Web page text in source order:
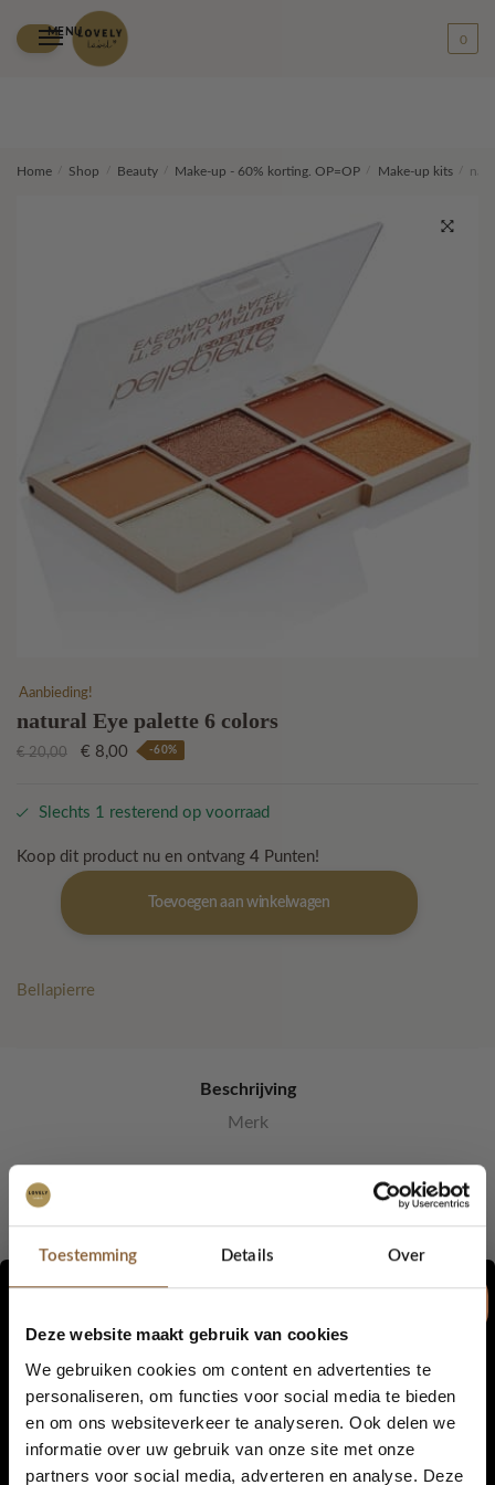
Toestemming Details Over
Deze website maakt gebruik van cookies
We gebruiken cookies om content en advertenties te
personaliseren, om functies voor social media te bieden
en om ons websiteverkeer te analyseren. Ook delen we
informatie over uw gebruik van onze site met onze
partners voor social media, adverteren en analyse. Deze
MENU
0
Home Shop Beauty Make-up - 60% korting. OP=OP / Make-up kits /
Aanbieding!
natural Eye palette 6 colors
€20,00
Oorspronkelijke
was:
€ 8,00 Huidige
is:
-60%
Slechts 1 resterend op voorraad
Koop dit product nu en ontvang 4 Punten!
natural
colors
Toevoegen aan winkelwagen
Bellapierre
Beschrijving
Merk
Natural Eye palette 6 colors
6 prachtige intense shimmers in zachte aardetinten. Ook te
Categorieën: Bellapierre Make-Up 60% korting,Ogen,Ogen, Eye palettes
Make-up kits
Make-up kits
5% korting...